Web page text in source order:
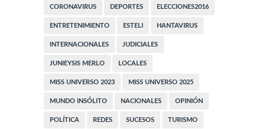
CORONAVIRUS DEPORTES ELECCIONES2016
ENTRETENIMIENTO ESTELI HANTAVIRUS
INTERNACIONALES JUDICIALES
JUNIEYSIS MERLO LOCALES
MISS UNIVERSO 2023 MISS UNIVERSO 2025
MUNDO INSÓLITO NACIONALES OPINIÓN
POLÍTICA REDES SUCESOS TURISMO